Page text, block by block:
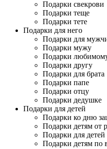
Подарки свекрови
Подарки теще
Подарки тете
Подарки для него
Подарки для
Подарки мужу
Подарки
Подарки другу
Подарки для брата
Подарки папе
Подарки отцу
Подарки дедушке
Подарки для детей
Подарки ко дню
Подарки детям от
Подарки для
Подарки детям по